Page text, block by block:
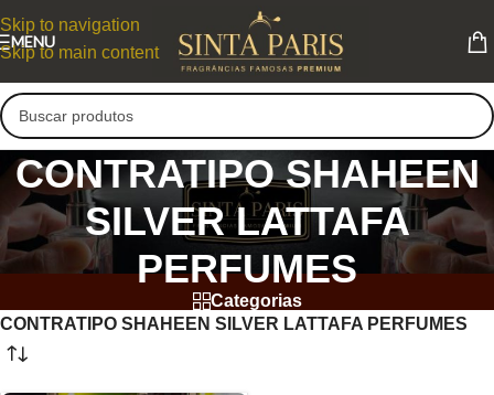
Skip to navigation
Skip to main content
MENU
CONTRATIPO SHAHEEN
SILVER LATTAFA
PERFUMES
Categorias
CONTRATIPO SHAHEEN SILVER LATTAFA PERFUMES